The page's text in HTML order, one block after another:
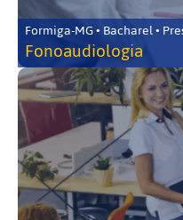
Formiga-MG • Bacharel •
Fonoaudiologia